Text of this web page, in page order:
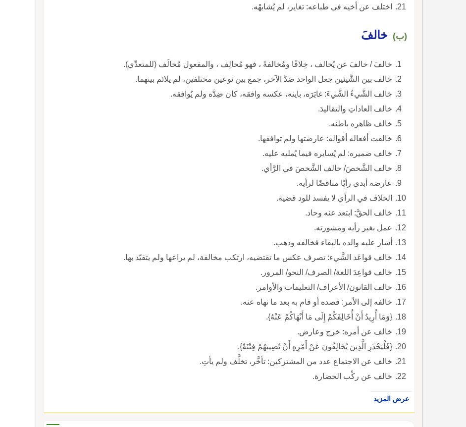
اختلف عن أخيه في طباعه: تغاير، لم يُشابهْه.
(ب) خالفَ
خالفَ / خالفَ عن يُخالف ، خِلافًا ومُخالفةً ، فهو مُخالِف ، والمفعول مُخالَف (للمتعدِّي).
خالف بين الشَّيئين جعل الواحد ضدَّ الآخر، جمع بين نوعين مختلفين، لم يلائم بينهما.
خالف الشَّيءُ الشَّيءَ: غايَرَه، باينه، عكسه وافقه، كان ضِدَّه ولم يُوافقه.
خالف العاداتِ والتقاليدَ.
خالف ظاهره باطنه.
خالفت أفعاله أقواله: عارضتها ولم توافقها.
خالف ضميره: لم يُسايره فيما يُمليه عليه.
خالف الشَّخصَ/ خالف الشَّخصَ في الرَّأي.
عارضه أبدى رأيًا مناقضًا لرأيه.
الخلاف في الرأي لا يفسد للود قضية.
خالف الحقَّ: ابتعد عنه وحاد.
عمل بغير رأيه ومشورته.
أشار عليه والده بالبقاء فخالفه وذهب.
خالف قواعَد الشَّيء: تصرف عكس ما تقتضيه، ارتكب مخالفة، لم يراعها ولم يتقيّد بها.
خالف قواعِدَ اللغة/ الصرف/ النحو/ المرور.
خالف القانون/ الأعراف/ التعليمات والأوامر.
خالفه إلى الأمر: قصده أو قام به بعد ما نهاه عنه.
{وَمَا أُرِيدُ أَنْ أُخَالِفَكُمْ إِلَى مَا أَنْهَاكُمْ عَنْهُ}.
خالف عن أمره: خرج وعارض.
{فَلْيَحْذَرِ الَّذِينَ يُخَالِفُونَ عَنْ أَمْرِهِ أَنْ تُصِيبَهُمْ فِتْنَةٌ}.
خالف عن الاجتماع عدد من المشتركين: تأخَّر، تخلَّف ولم يأتِ.
خالف عن ركْب الحضارة.
عرض المزيد